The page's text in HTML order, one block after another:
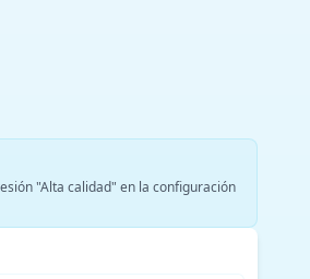
"Alta calidad" en la configuración